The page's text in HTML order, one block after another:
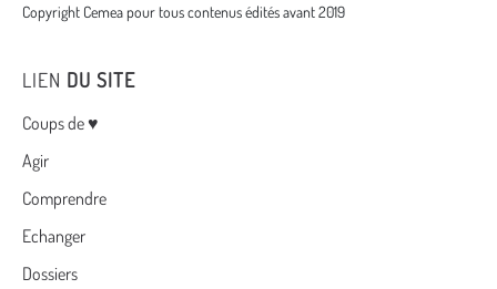
Copyright Cemea pour tous contenus édités avant 2019
LIEN DU SITE
Menu
Coups de ♥
Agir
Comprendre
Echanger
Dossiers